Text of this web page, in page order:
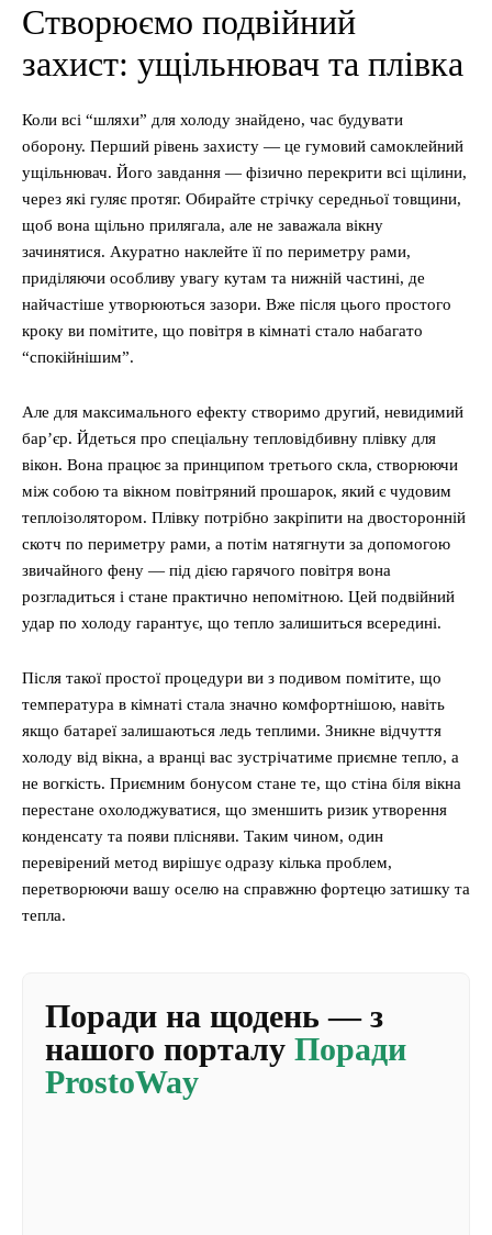
Створюємо подвійний
захист: ущільнювач та плівка
Коли всі “шляхи” для холоду знайдено, час будувати
оборону. Перший рівень захисту — це гумовий самоклейний
ущільнювач. Його завдання — фізично перекрити всі щілини,
через які гуляє протяг. Обирайте стрічку середньої товщини,
щоб вона щільно прилягала, але не заважала вікну
зачинятися. Акуратно наклейте її по периметру рами,
приділяючи особливу увагу кутам та нижній частині, де
найчастіше утворюються зазори. Вже після цього простого
кроку ви помітите, що повітря в кімнаті стало набагато
“спокійнішим”.
Але для максимального ефекту створимо другий, невидимий
бар’єр. Йдеться про спеціальну тепловідбивну плівку для
вікон. Вона працює за принципом третього скла, створюючи
між собою та вікном повітряний прошарок, який є чудовим
теплоізолятором. Плівку потрібно закріпити на двосторонній
скотч по периметру рами, а потім натягнути за допомогою
звичайного фену — під дією гарячого повітря вона
розгладиться і стане практично непомітною. Цей подвійний
удар по холоду гарантує, що тепло залишиться всередині.
Після такої простої процедури ви з подивом помітите, що
температура в кімнаті стала значно комфортнішою, навіть
якщо батареї залишаються ледь теплими. Зникне відчуття
холоду від вікна, а вранці вас зустрічатиме приємне тепло, а
не вогкість. Приємним бонусом стане те, що стіна біля вікна
перестане охолоджуватися, що зменшить ризик утворення
конденсату та появи плісняви. Таким чином, один
перевірений метод вирішує одразу кілька проблем,
перетворюючи вашу оселю на справжню фортецю затишку та
тепла.
Поради на щодень — з
нашого порталу Поради
ProstoWay